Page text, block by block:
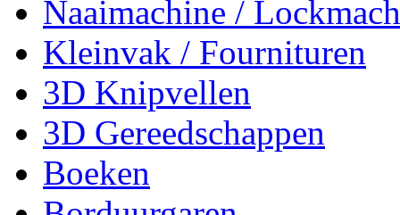
Naaimachine /
Kleinvak / Fournituren
3D Knipvellen
3D Gereedschappen
Boeken